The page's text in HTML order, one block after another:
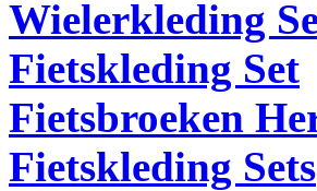
Wielerkleding
Fietskleding Set
Fietsbroeken
Fietskleding Sets